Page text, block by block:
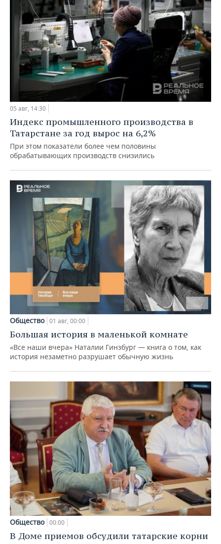
05 авг, 14:30
Индекс промышленного производства в
Татарстане за год вырос на 6,2%
При этом показатели более чем половины
обрабатывающих производств снизились
Общество 01 авг, 00:00
Большая история в маленькой комнате
«Все наши вчера» Наталии Гинзбург — книга о том, как
история незаметно разрушает обычную жизнь
Общество 00:00
В Доме приемов обсудили татарские корни